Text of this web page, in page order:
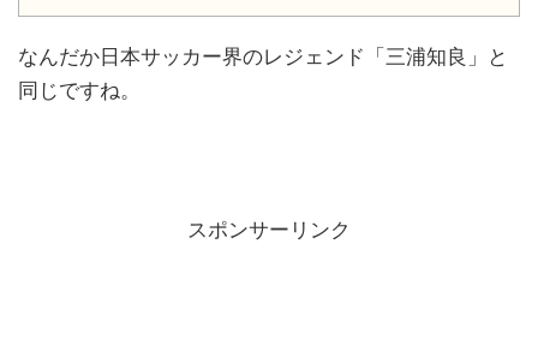
なんだか日本サッカー界のレジェンド「三浦知良」と
同じですね。
スポンサーリンク